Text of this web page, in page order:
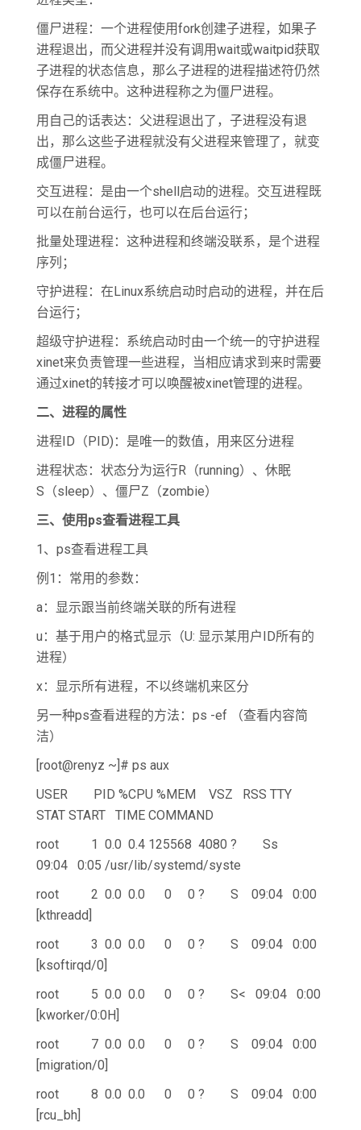
僵尸进程：一个进程使用fork创建子进程，如果子
进程退出，而父进程并没有调用wait或waitpid获取
子进程的状态信息，那么子进程的进程描述符仍然
保存在系统中。这种进程称之为僵尸进程。
用自己的话表达：父进程退出了，子进程没有退
出，那么这些子进程就没有父进程来管理了，就变
成僵尸进程。
交互进程：是由一个shell启动的进程。交互进程既
可以在前台运行，也可以在后台运行；
批量处理进程：这种进程和终端没联系，是个进程
序列；
守护进程：在Linux系统启动时启动的进程，并在后
台运行；
超级守护进程：系统启动时由一个统一的守护进程
xinet来负责管理一些进程，当相应请求到来时需要
通过xinet的转接才可以唤醒被xinet管理的进程。
二、进程的属性
进程ID（PID)：是唯一的数值，用来区分进程
进程状态：状态分为运行R（running）、休眠
S（sleep）、僵尸Z（zombie）
三、使用ps查看进程工具
1、ps查看进程工具
例1：常用的参数：
a：显示跟当前终端关联的所有进程
u：基于用户的格式显示（U: 显示某用户ID所有的
进程）
x：显示所有进程，不以终端机来区分
另一种ps查看进程的方法：ps -ef （查看内容简
洁）
[root@renyz ~]# ps aux
USER PID %CPU %MEM VSZ RSS TTY
STAT START TIME COMMAND
root 1 0.0 0.4 125568 4080 ? Ss
09:04 0:05 /usr/lib/systemd/syste
root 2 0.0 0.0 0 0 ? S 09:04 0:00
[kthreadd]
root 3 0.0 0.0 0 0 ? S 09:04 0:00
[ksoftirqd/0]
root 5 0.0 0.0 0 0 ? S< 09:04 0:00
[kworker/0:0H]
root 7 0.0 0.0 0 0 ? S 09:04 0:00
[migration/0]
root 8 0.0 0.0 0 0 ? S 09:04 0:00
[rcu_bh]